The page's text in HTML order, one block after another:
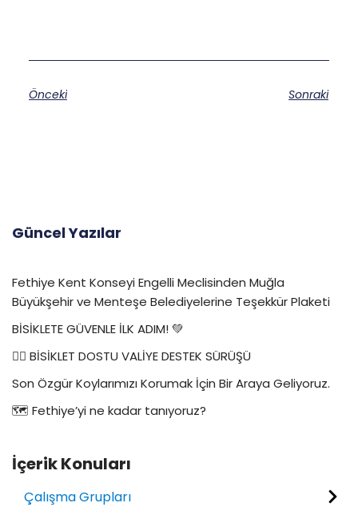
Önceki Sonraki
Güncel Yazılar
Fethiye Kent Konseyi Engelli Meclisinden Muğla
Büyükşehir ve Menteşe Belediyelerine Teşekkür Plaketi
BİSİKLETE GÜVENLE İLK ADIM! 💚
🚴‍♀️ BİSİKLET DOSTU VALİYE DESTEK SÜRÜŞÜ
Son Özgür Koylarımızı Korumak İçin Bir Araya Geliyoruz.
🗺️ Fethiye’yi ne kadar tanıyoruz?
İçerik Konuları
Çalışma Grupları